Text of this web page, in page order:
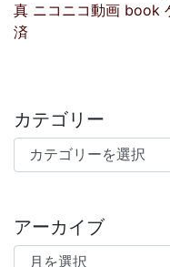
真 ニコニコ動画 book
済
カテゴリー
カテゴリー
アーカイブ
アーカイブ